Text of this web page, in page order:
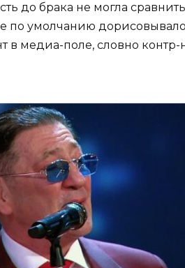
до брака не могла
по умолчанию
медиа-поле, словно контр-